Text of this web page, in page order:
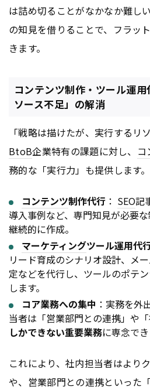
は詰め切ることがなかなか難し
の知見を借りることで、フラッ
きます。
コンテンツ制作・ツール運
ソース不足」の解消
「戦略は描けたが、実行するリ
BtoB企業特有の課題に対し、
務的な「実行力」も提供します。
コンテンツ制作代行 ： SEO記
導入事例など、専門知見が必要
継続的に作成。
マーケティングツール運用代
リード育成のシナリオ設計、メ
定などを代行し、ツールのポテ
します。
コア業務への集中 ：実務を外
当者は「営業部門との連携」や「
しかできない重要業務に専念でき
これにより、社内担当者はより
や、営業部門との連携といった「